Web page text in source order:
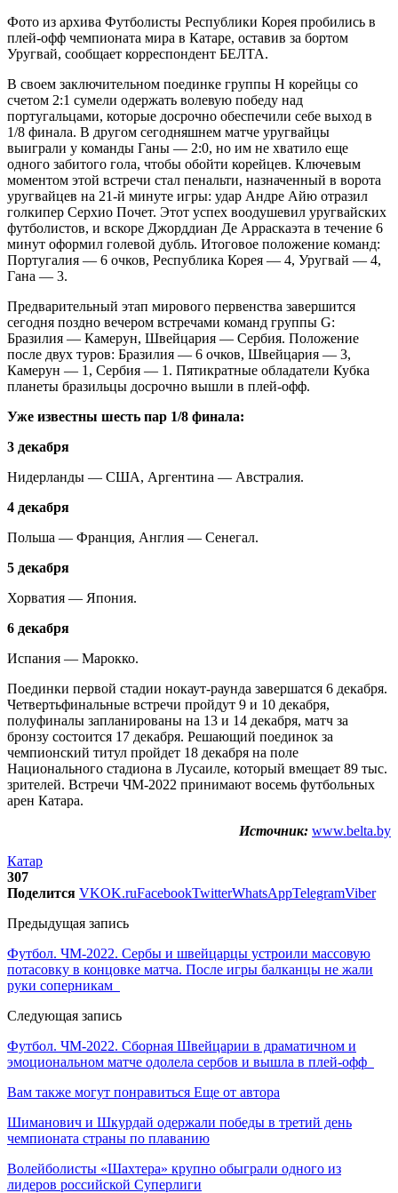
Фото из архива Футболисты Республики Корея пробились в
плей-офф чемпионата мира в Катаре, оставив за бортом
Уругвай, сообщает корреспондент БЕЛТА.
В своем заключительном поединке группы Н корейцы со
счетом 2:1 сумели одержать волевую победу над
португальцами, которые досрочно обеспечили себе выход в
1/8 финала. В другом сегодняшнем матче уругвайцы
выиграли у команды Ганы — 2:0, но им не хватило еще
одного забитого гола, чтобы обойти корейцев. Ключевым
моментом этой встречи стал пенальти, назначенный в ворота
уругвайцев на 21-й минуте игры: удар Андре Айю отразил
голкипер Серхио Почет. Этот успех воодушевил уругвайских
футболистов, и вскоре Джорддиан Де Арраскаэта в течение 6
минут оформил голевой дубль. Итоговое положение команд:
Португалия — 6 очков, Республика Корея — 4, Уругвай — 4,
Гана — 3.
Предварительный этап мирового первенства завершится
сегодня поздно вечером встречами команд группы G:
Бразилия — Камерун, Швейцария — Сербия. Положение
после двух туров: Бразилия — 6 очков, Швейцария — 3,
Камерун — 1, Сербия — 1. Пятикратные обладатели Кубка
планеты бразильцы досрочно вышли в плей-офф.
Уже известны шесть пар 1/8 финала:
3 декабря
Нидерланды — США, Аргентина — Австралия.
4 декабря
Польша — Франция, Англия — Сенегал.
5 декабря
Хорватия — Япония.
6 декабря
Испания — Марокко.
Поединки первой стадии нокаут-раунда завершатся 6 декабря.
Четвертьфинальные встречи пройдут 9 и 10 декабря,
полуфиналы запланированы на 13 и 14 декабря, матч за
бронзу состоится 17 декабря. Решающий поединок за
чемпионский титул пройдет 18 декабря на поле
Национального стадиона в Лусаиле, который вмещает 89 тыс.
зрителей. Встречи ЧМ-2022 принимают восемь футбольных
арен Катара.
Источник: www.belta.by
Катар
307
Поделится VKOK.ruFacebookTwitterWhatsAppTelegramViber
Предыдущая запись
Футбол. ЧМ-2022. Сербы и швейцарцы устроили массовую
потасовку в концовке матча. После игры балканцы не жали
руки соперникам
Следующая запись
Футбол. ЧМ-2022. Сборная Швейцарии в драматичном и
эмоциональном матче одолела сербов и вышла в плей-офф
Вам также могут понравиться Еще от автора
Шиманович и Шкурдай одержали победы в третий день
чемпионата страны по плаванию
Волейболисты «Шахтера» крупно обыграли одного из
лидеров российской Суперлиги